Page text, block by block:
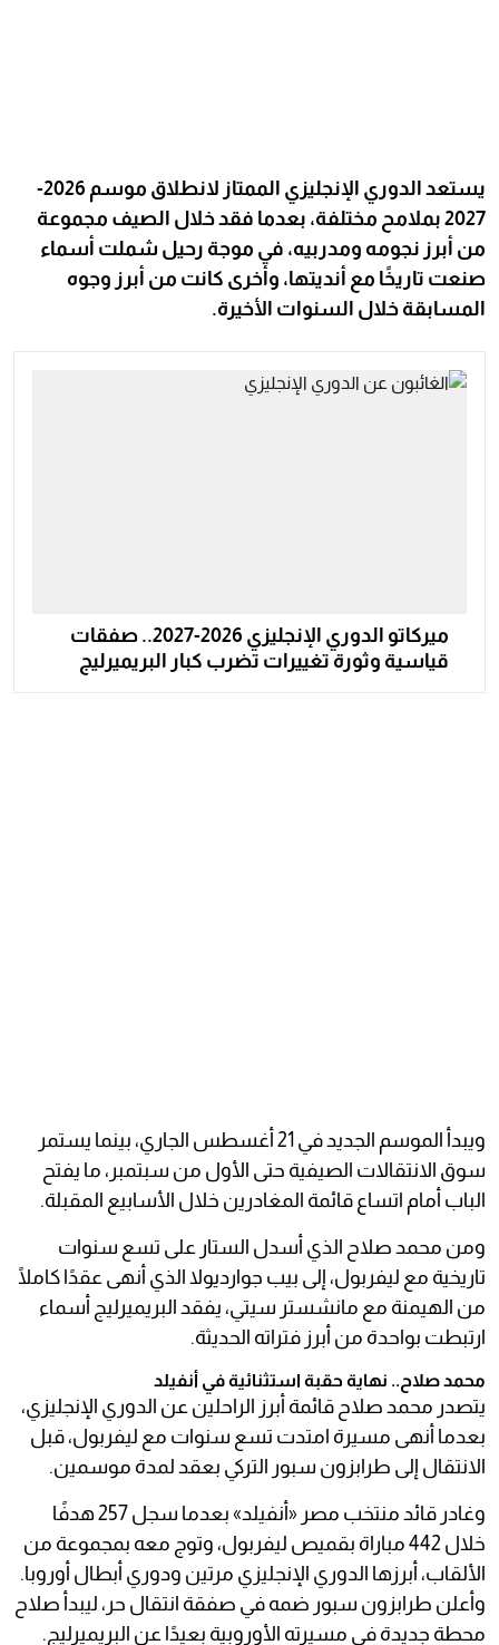
يستعد الدوري الإنجليزي الممتاز لانطلاق موسم 2026-
2027 بملامح مختلفة، بعدما فقد خلال الصيف مجموعة
من أبرز نجومه ومدربيه، في موجة رحيل شملت أسماء
صنعت تاريخًا مع أنديتها، وأخرى كانت من أبرز وجوه
المسابقة خلال السنوات الأخيرة.
ميركاتو الدوري الإنجليزي 2026-2027.. صفقات
قياسية وثورة تغييرات تضرب كبار البريميرليج
ويبدأ الموسم الجديد في 21 أغسطس الجاري، بينما يستمر
سوق الانتقالات الصيفية حتى الأول من سبتمبر، ما يفتح
الباب أمام اتساع قائمة المغادرين خلال الأسابيع المقبلة.
ومن محمد صلاح الذي أسدل الستار على تسع سنوات
تاريخية مع ليفربول، إلى بيب جوارديولا الذي أنهى عقدًا كاملًا
من الهيمنة مع مانشستر سيتي، يفقد البريميرليج أسماء
ارتبطت بواحدة من أبرز فتراته الحديثة.
محمد صلاح.. نهاية حقبة استثنائية في أنفيلد
يتصدر محمد صلاح قائمة أبرز الراحلين عن الدوري الإنجليزي،
بعدما أنهى مسيرة امتدت تسع سنوات مع ليفربول، قبل
الانتقال إلى طرابزون سبور التركي بعقد لمدة موسمين.
وغادر قائد منتخب مصر «أنفيلد» بعدما سجل 257 هدفًا
خلال 442 مباراة بقميص ليفربول، وتوج معه بمجموعة من
الألقاب، أبرزها الدوري الإنجليزي مرتين ودوري أبطال أوروبا.
وأعلن طرابزون سبور ضمه في صفقة انتقال حر، ليبدأ صلاح
محطة جديدة في مسيرته الأوروبية بعيدًا عن البريميرليج.